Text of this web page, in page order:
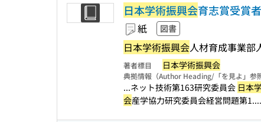
日本学術振興会育志賞受賞
紙 図書
日本学術振興会人材育成事業部
著者標目 日本学術振興会
典拠情報（Author Heading/「を見よ」参照
...ネット技術第163研究委員会 日本
会産学協力研究委員会経営問題第1...